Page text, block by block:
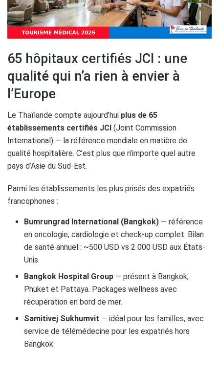
65 hôpitaux certifiés JCI : une
qualité qui n’a rien à envier à
l’Europe
Le Thaïlande compte aujourd’hui plus de 65
établissements certifiés JCI (Joint Commission
International) — la référence mondiale en matière de
qualité hospitalière. C’est plus que n’importe quel autre
pays d’Asie du Sud-Est.
Parmi les établissements les plus prisés des expatriés
francophones :
Bumrungrad International (Bangkok) — référence
en oncologie, cardiologie et check-up complet. Bilan
de santé annuel : ~500 USD vs 2 000 USD aux États-
Unis.
Bangkok Hospital Group — présent à Bangkok,
Phuket et Pattaya. Packages wellness avec
récupération en bord de mer.
Samitivej Sukhumvit — idéal pour les familles, avec
service de télémédecine pour les expatriés hors
Bangkok.